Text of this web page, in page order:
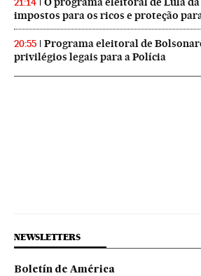
21:14
impostos para os ricos e proteção
20:55
Programa eleitoral de
privilégios legais para a Polícia
NEWSLETTERS
Boletín de América